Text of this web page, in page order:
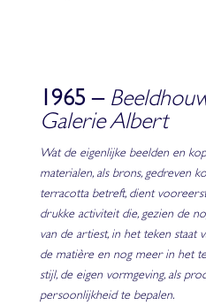
1965 –
Galerie Albert
Wat de eigenlijke beelden en
materialen, als brons, gedreven
terracotta betreft, dient
drukke activiteit die, gezien de
van de artiest, in het teken staat
de matière en nog meer in het
stijl, de eigen vormgeving, als
persoonlijkheid te bepalen.